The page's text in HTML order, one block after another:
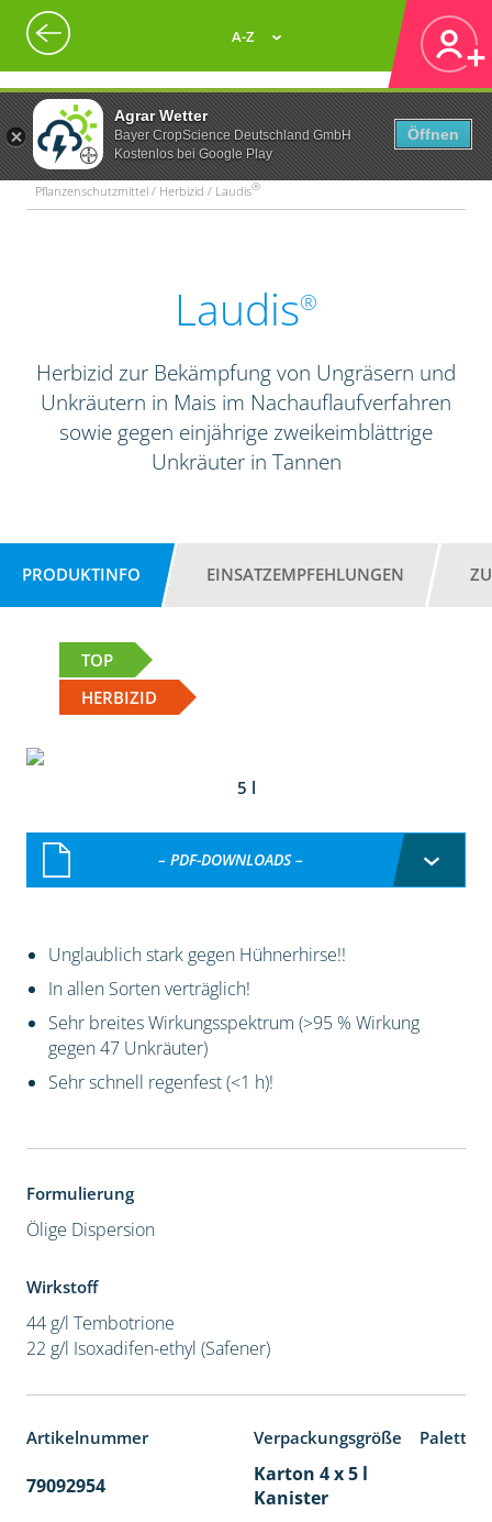
Agrar Wetter
Bayer CropScience Deutschland GmbH
Kostenlos bei Google Play
Öffnen
A-Z
Pflanzenschutzmittel / Herbizid / Laudis®
Laudis®
Herbizid zur Bekämpfung von Ungräsern und
Unkräutern in Mais im Nachauflaufverfahren
sowie gegen einjährige zweikeimblättrige
Unkräuter in Tannen
PRODUKTINFO EINSATZEMPFEHLUNGEN
TOP
HERBIZID
5 l
– PDF-DOWNLOADS –
Unglaublich stark gegen Hühnerhirse!!
In allen Sorten verträglich!
Sehr breites Wirkungsspektrum (>95 % Wirkung
gegen 47 Unkräuter)
Sehr schnell regenfest (<1 h)!
Formulierung
Ölige Dispersion
Wirkstoff
44 g/l Tembotrione
22 g/l Isoxadifen-ethyl (Safener)
Artikelnummer Verpackungsgröße
79092954
Karton 4 x 5 l
Kanister